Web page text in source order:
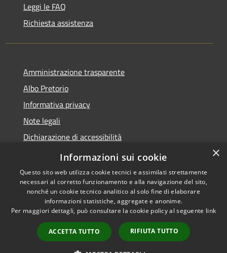
Leggi le FAQ
Richiesta assistenza
Amministrazione trasparente
Albo Pretorio
Informativa privacy
Note legali
Dichiarazione di accessibilità
Piano di miglioramento dei servizi
Accessibilità
Copyright © 2026 • Comune di
Sansepolcro • Powered by
Municipium•
Accesso
redazione
×
Informazioni sui cookie
Questo sito web utilizza cookie tecnici e assimilati strettamente
necessari al corretto funzionamento e alla navigazione del sito,
nonché un cookie tecnico analitico al solo fine di elaborare
informazioni statistiche, aggregate e anonime.
Per maggiori dettagli, può consultare la cookie policy al seguente link
ACCETTA TUTTO RIFIUTA TUTTO